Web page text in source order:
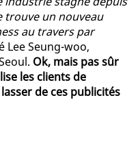
trouve un nouveau
au travers par
Lee Seung-woo,
Ok, mais pas sûr
les clients de
de ces publicités